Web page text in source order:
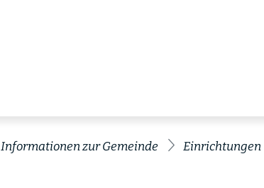
Informationen zur Gemeinde Einrichtungen